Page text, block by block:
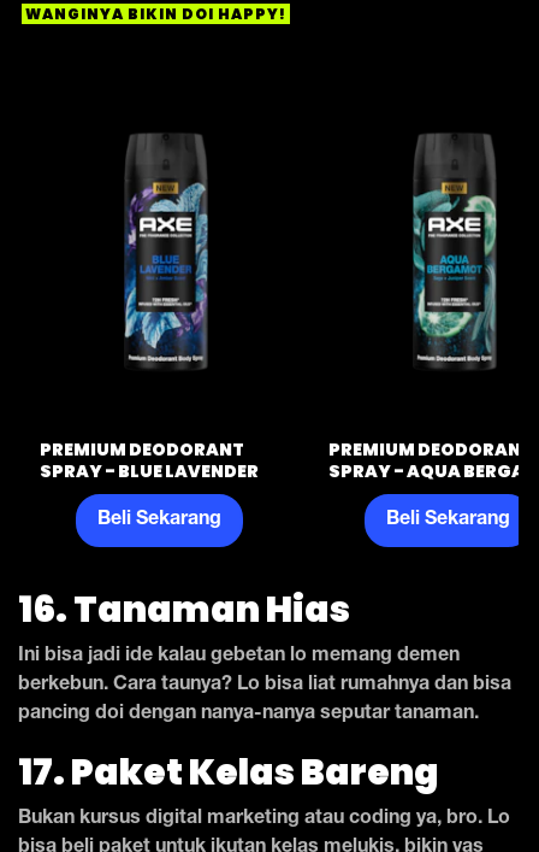
WANGINYA BIKIN DOI HAPPY!
PREMIUM DEODORANT
SPRAY - BLUE LAVENDER
Beli Sekarang
PREMIUM DEODORANT
SPRAY - AQUA
Beli Sekarang
16. Tanaman Hias
Ini bisa jadi ide kalau gebetan lo memang demen
berkebun. Cara taunya? Lo bisa liat rumahnya dan bisa
pancing doi dengan nanya-nanya seputar tanaman.
17. Paket Kelas Bareng
Bukan kursus digital marketing atau coding ya, bro. Lo